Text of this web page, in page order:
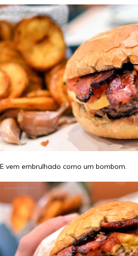
E vem embrulhado como um bombom.